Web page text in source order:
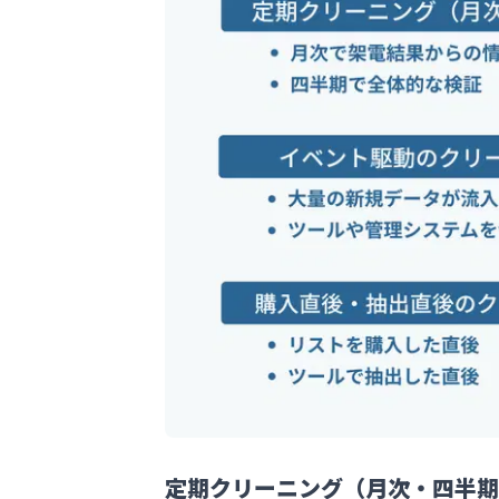
定期クリーニング（月次・四半